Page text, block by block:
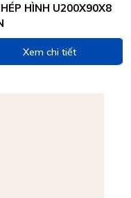
HÌNH U200X90X8
Xem chi tiết